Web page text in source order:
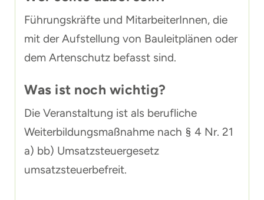
Führungskräfte und MitarbeiterInnen, die
mit der Aufstellung von Bauleitplänen oder
dem Artenschutz befasst sind.
Was ist noch wichtig?
Die Veranstaltung ist als berufliche
Weiterbildungsmaßnahme nach § 4 Nr. 21
a) bb) Umsatzsteuergesetz
umsatzsteuerbefreit.